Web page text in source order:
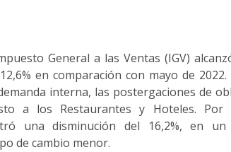
General a las Ventas (IGV)
en comparación con mayo de
interna, las postergaciones de
a los Restaurantes y Hoteles.
una disminución del 16,2%, en
de cambio menor.